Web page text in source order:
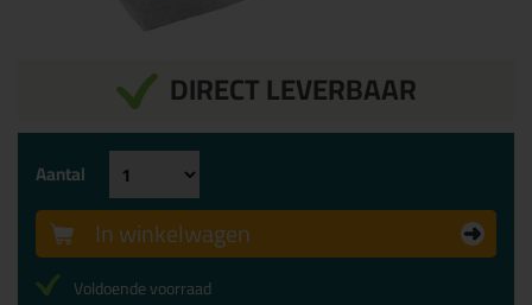
DIRECT LEVERBAAR
Aantal
In winkelwagen
Voldoende voorraad